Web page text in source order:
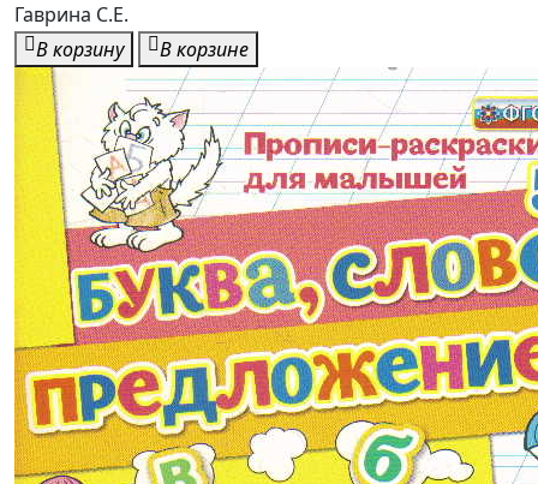
Гаврина С.Е.
В корзину
В корзине